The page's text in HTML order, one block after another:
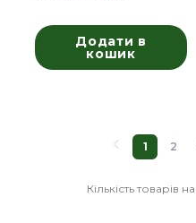
Додати в
кошик
Кількість товарів
1 2